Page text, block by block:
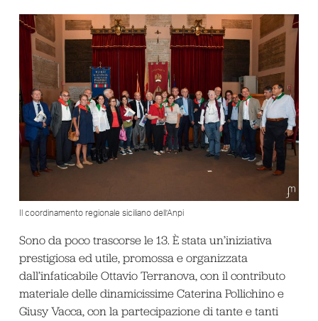
Il coordinamento regionale siciliano dell’Anpi
Sono da poco trascorse le 13. È stata un’iniziativa
prestigiosa ed utile, promossa e organizzata
dall’infaticabile Ottavio Terranova, con il contributo
materiale delle dinamicissime Caterina Pollichino e
Giusy Vacca, con la partecipazione di tante e tanti